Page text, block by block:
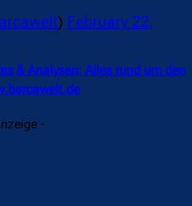
) February 22,
& Analysen: Alles rund um den
-